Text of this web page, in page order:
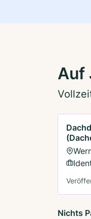
Auf
Nichts